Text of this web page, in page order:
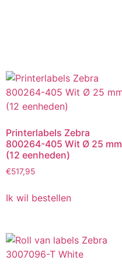
Printerlabels Zebra
800264-405 Wit Ø 25 mm
(12 eenheden)
€517,95
Ik wil bestellen